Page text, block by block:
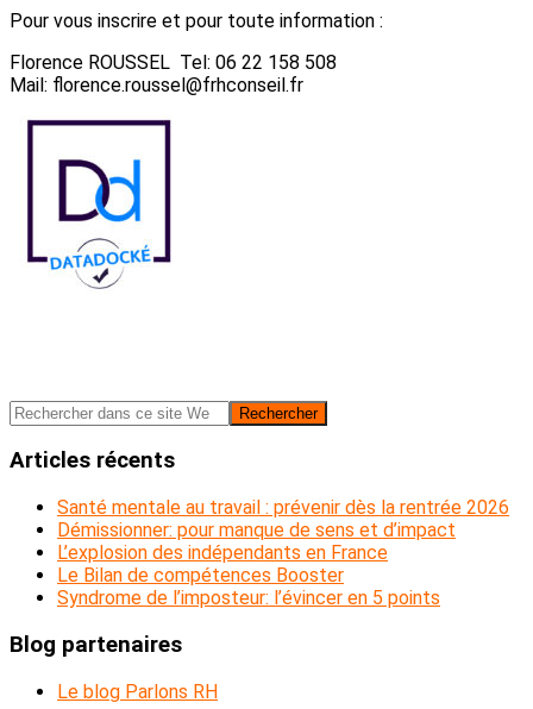
Pour vous inscrire et pour toute information :
Florence ROUSSEL Tel: 06 22 158 508
Mail: florence.roussel@frhconseil.fr
Barre
latérale
Rechercher
dans
ce
Web
Articles récents
Santé mentale au travail : prévenir dès la rentrée 2026
Démissionner: pour manque de sens et d’impact
L’explosion des indépendants en France
Le Bilan de compétences Booster
Syndrome de l’imposteur: l’évincer en 5 points
Blog partenaires
Le blog Parlons RH